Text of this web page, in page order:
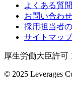
よくある質問
お問い合わせ
採用担当者
サイトマップ
厚生労働大臣許可
© 2025 Leverages